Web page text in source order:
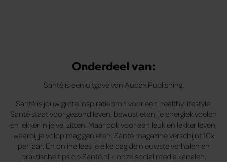
Onderdeel van:
Santé is een uitgave van Audax Publishing.
Santé is jouw grote inspiratiebron voor een healthy lifestyle.
Santé staat voor gezond leven, bewust eten, je energiek voelen
en lekker in je vel zitten. Maar ook voor een leuk en lekker leven,
waarbij je volop mag genieten. Santé magazine verschijnt 10x
per jaar. En online lees je elke dag de nieuwste verhalen en
praktische tips op Santé.nl + onze social media kanalen.